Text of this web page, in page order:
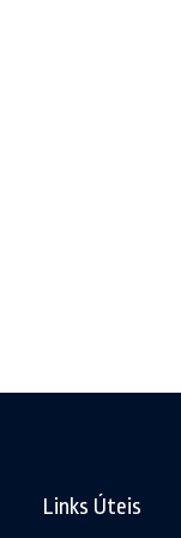
Links Úteis